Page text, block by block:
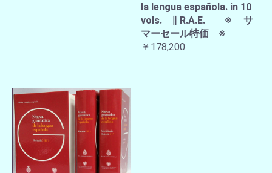
la lengua española. in 10
vols. ∥ R.A.E. ※ サ
マーセール特価 ※
￥178,200